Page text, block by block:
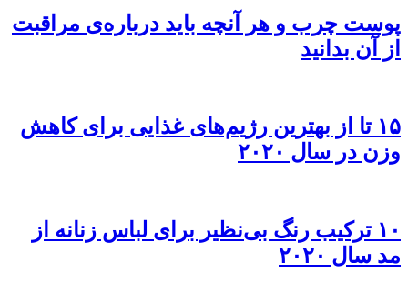
پوست چرب و هر آنچه باید درباره‌ی مراقبت
از آن بدانید
۱۵ تا از بهترین رژيم‌های غذایی برای کاهش
وزن در سال ۲۰۲۰
۱۰ ترکیب رنگ بی‌نظیر برای لباس زنانه از
مد سال ۲۰۲۰